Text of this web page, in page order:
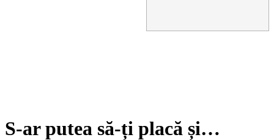
S-ar putea să-ți placă și…